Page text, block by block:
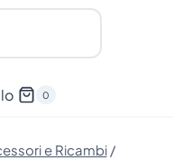
0
e Ricambi /